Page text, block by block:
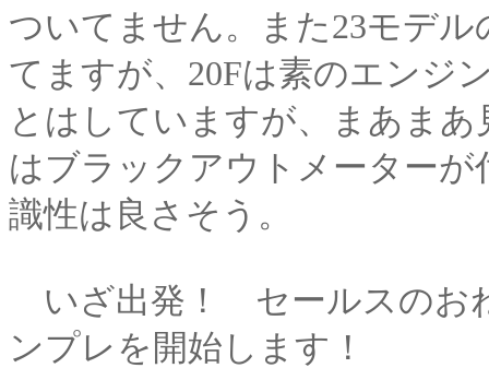
ついてません。また23モデ
てますが、20Fは素のエンジ
とはしていますが、まあま
はブラックアウトメーター
識性は良さそう。
いざ出発！ セールスのお
ンプレを開始します！